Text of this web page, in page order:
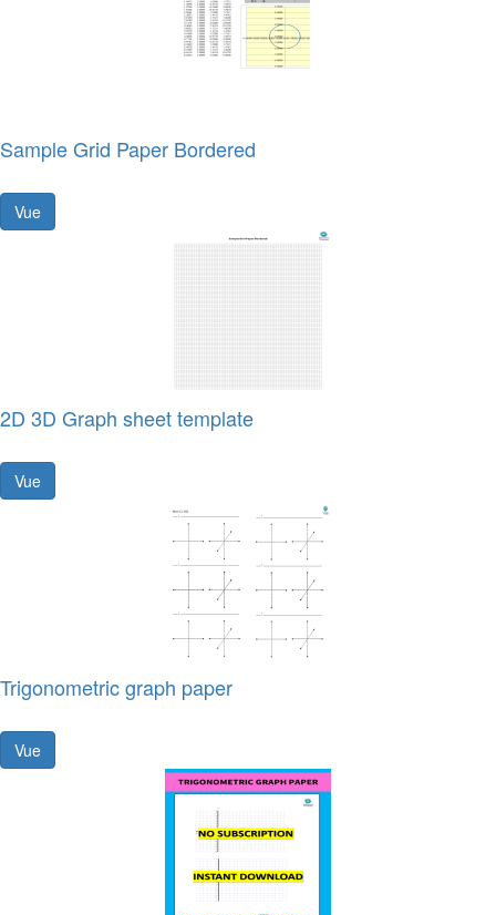
Sample Grid Paper Bordered
Vue
2D 3D Graph sheet template
Vue
Trigonometric graph paper
Vue